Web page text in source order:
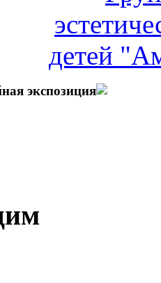
экспозиция